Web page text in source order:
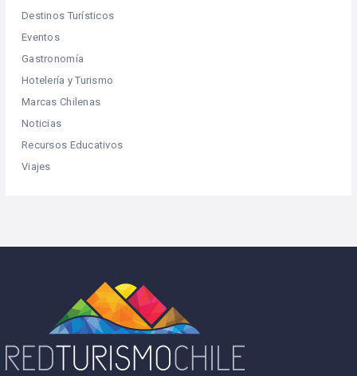
Destinos Turísticos
Eventos
Gastronomía
Hotelería y Turismo
Marcas Chilenas
Noticias
Recursos Educativos
Viajes